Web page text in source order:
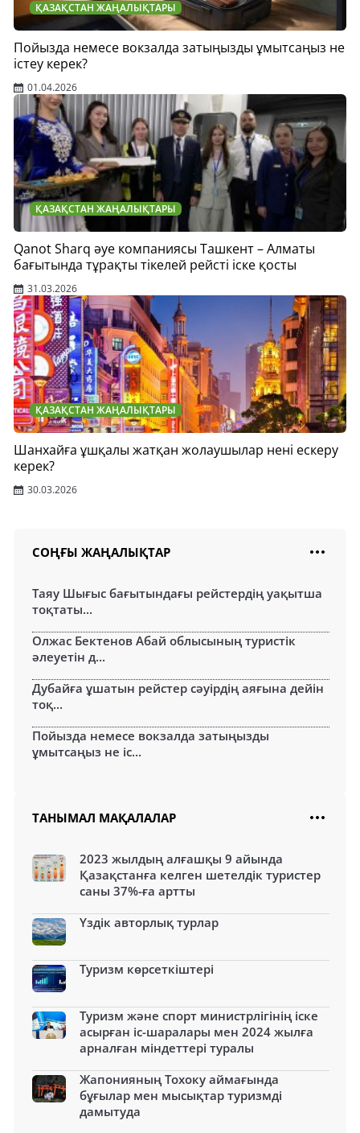
ҚАЗАҚСТАН ЖАҢАЛЫҚТАРЫ
Пойызда немесе вокзалда затыңызды ұмытсаңыз не
істеу керек?
01.04.2026
ҚАЗАҚСТАН ЖАҢАЛЫҚТАРЫ
Qanot Sharq әуе компаниясы Ташкент – Алматы
бағытында тұрақты тікелей рейсті іске қосты
31.03.2026
ҚАЗАҚСТАН ЖАҢАЛЫҚТАРЫ
Шанхайға ұшқалы жатқан жолаушылар нені ескеру
керек?
30.03.2026
СОҢҒЫ ЖАҢАЛЫҚТАР
Таяу Шығыс бағытындағы рейстердің уақытша
тоқтаты...
Олжас Бектенов Абай облысының туристік
әлеуетін д...
Дубайға ұшатын рейстер сәуірдің аяғына дейін
тоқ...
Пойызда немесе вокзалда затыңызды
ұмытсаңыз не іс...
ТАНЫМАЛ МАҚАЛАЛАР
2023 жылдың алғашқы 9 айында
Қазақстанға келген шетелдік туристер
саны 37%-ға артты
Үздік авторлық турлар
Туризм көрсеткіштері
Туризм және спорт министрлігінің іске
асырған іс-шаралары мен 2024 жылға
арналған міндеттері туралы
Жапонияның Тохоку аймағында
бұғылар мен мысықтар туризмді
дамытуда